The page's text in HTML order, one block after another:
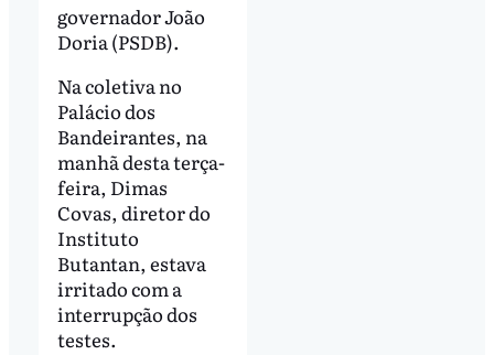
governador João
Doria (PSDB).
Na coletiva no
Palácio dos
Bandeirantes, na
manhã desta terça-
feira, Dimas
Covas, diretor do
Instituto
Butantan, estava
irritado com a
interrupção dos
testes.